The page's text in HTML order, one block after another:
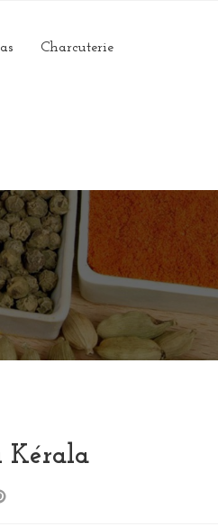
Charcuterie
Kérala